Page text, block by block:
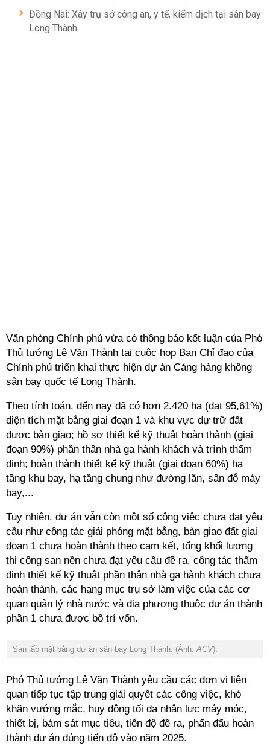
Đồng Nai: Xây trụ sở công an, y tế, kiểm dịch tại sân bay
Long Thành
Văn phòng Chính phủ vừa có thông báo kết luận của Phó
Thủ tướng Lê Văn Thành tại cuộc họp Ban Chỉ đạo của
Chính phủ triển khai thực hiện dự án Cảng hàng không
sân bay quốc tế Long Thành.
Theo tính toán, đến nay đã có hơn 2.420 ha (đạt 95,61%)
diện tích mặt bằng giai đoạn 1 và khu vực dự trữ đất
được bàn giao; hồ sơ thiết kế kỹ thuật hoàn thành (giai
đoạn 90%) phần thân nhà ga hành khách và trình thẩm
định; hoàn thành thiết kế kỹ thuật (giai đoạn 60%) hạ
tầng khu bay, hạ tầng chung như đường lăn, sân đỗ máy
bay,...
Tuy nhiên, dự án vẫn còn một số công việc chưa đạt yêu
cầu như công tác giải phóng mặt bằng, bàn giao đất giai
đoạn 1 chưa hoàn thành theo cam kết, tổng khối lượng
thi công san nền chưa đạt yêu cầu đề ra, công tác thẩm
định thiết kế kỹ thuật phần thân nhà ga hành khách chưa
hoàn thành, các hạng mục trụ sở làm việc của các cơ
quan quản lý nhà nước và địa phương thuộc dự án thành
phần 1 chưa được bố trí vốn.
San lấp mặt bằng dự án sân bay Long Thành. (Ảnh: ACV).
Phó Thủ tướng Lê Văn Thành yêu cầu các đơn vị liên
quan tiếp tục tập trung giải quyết các công việc, khó
khăn vướng mắc, huy động tối đa nhân lực máy móc,
thiết bị, bám sát mục tiêu, tiến độ đề ra, phấn đấu hoàn
thành dự án đúng tiến độ vào năm 2025.